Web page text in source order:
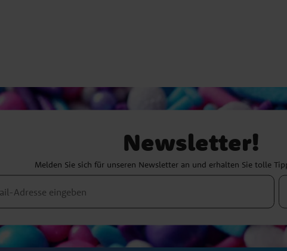
Newsletter!
Melden Sie sich für unseren Newsletter an und erhalten Sie tolle